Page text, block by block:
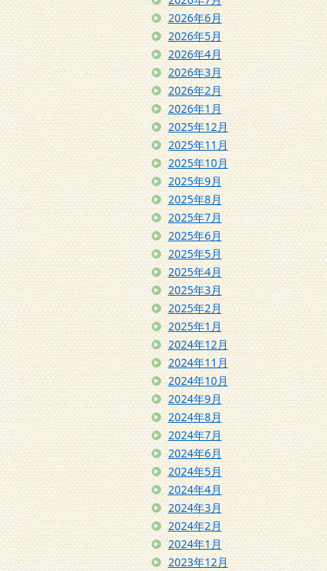
2026年6月
2026年5月
2026年4月
2026年3月
2026年2月
2026年1月
2025年12月
2025年11月
2025年10月
2025年9月
2025年8月
2025年7月
2025年6月
2025年5月
2025年4月
2025年3月
2025年2月
2025年1月
2024年12月
2024年11月
2024年10月
2024年9月
2024年8月
2024年7月
2024年6月
2024年5月
2024年4月
2024年3月
2024年2月
2024年1月
2023年12月